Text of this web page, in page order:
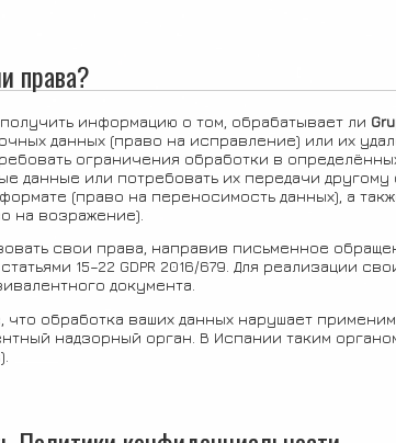
права?
информацию о том, обрабатывает ли
данных (право на исправление) или их
ограничения обработки в
данные или потребовать их передачи
(право на переносимость данных), а
на возражение).
свои права, направив письменное
15–22 GDPR 2016/679. Для реализации
документа.
что обработка ваших данных нарушает
надзорный орган. В Испании таким